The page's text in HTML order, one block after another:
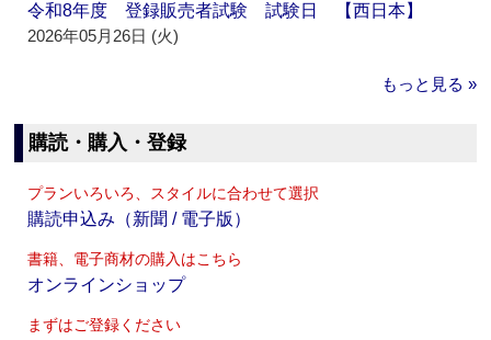
令和8年度 登録販売者試験 試験日 【西日本】
2026年05月26日 (火)
もっと見る »
購読・購入・登録
プランいろいろ、スタイルに合わせて選択
購読申込み（新聞 / 電子版）
書籍、電子商材の購入はこちら
オンラインショップ
まずはご登録ください